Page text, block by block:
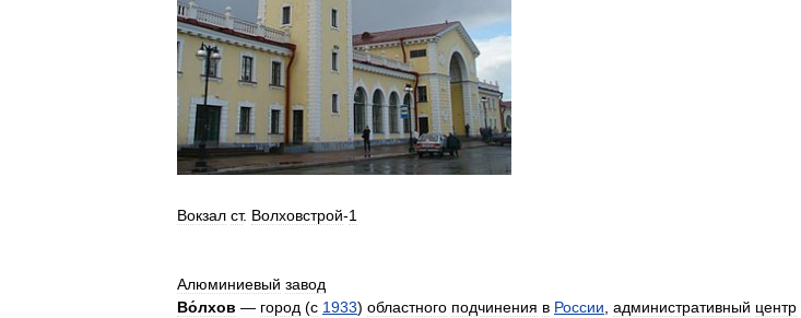
Вокзал ст. Волховстрой-1
Алюминиевый завод
Во́лхов — город (с 1933) областного подчинения в России, административный центр